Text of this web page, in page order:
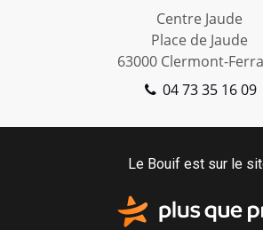
Centre Jaude
Place de Jaude
63000 Clermont-
04 73 35 16 09
Le Bouif est sur le